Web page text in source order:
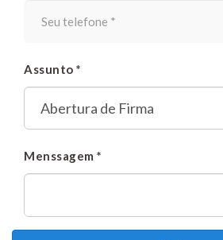
Assunto *
Menssagem *